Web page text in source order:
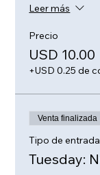
Leer más
Precio
USD 10.00
+USD 0.25 de
Venta finalizada
Tipo de entrada
Tuesday: